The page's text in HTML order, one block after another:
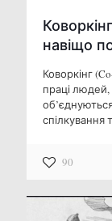
навіщо
Коворкінг
праці людей,
спілкування
90